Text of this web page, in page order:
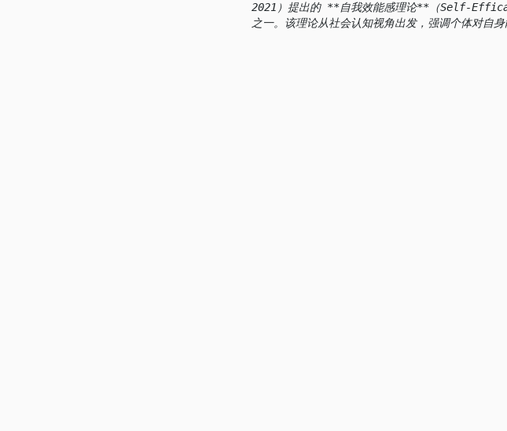
2021）提出的 **自我效能感理论**（Self-
之一。该理论从社会认知视角出发，强调个体对自